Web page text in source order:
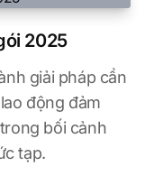
2025
giải pháp cần
động đảm
bối cảnh
tạp.